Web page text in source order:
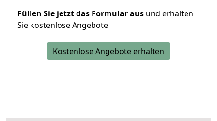
Füllen Sie jetzt das Formular aus und erhalten
Sie kostenlose Angebote
Kostenlose Angebote erhalten